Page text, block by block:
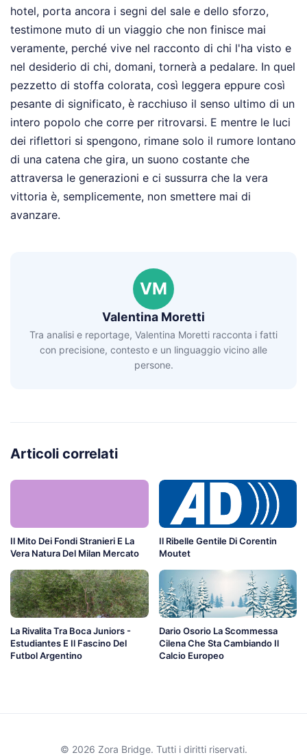
hotel, porta ancora i segni del sale e dello sforzo,
testimone muto di un viaggio che non finisce mai
veramente, perché vive nel racconto di chi l'ha visto e
nel desiderio di chi, domani, tornerà a pedalare. In quel
pezzetto di stoffa colorata, così leggera eppure così
pesante di significato, è racchiuso il senso ultimo di un
intero popolo che corre per ritrovarsi. E mentre le luci
dei riflettori si spengono, rimane solo il rumore lontano
di una catena che gira, un suono costante che
attraversa le generazioni e ci sussurra che la vera
vittoria è, semplicemente, non smettere mai di
avanzare.
VM
Valentina Moretti
Tra analisi e reportage, Valentina Moretti racconta i fatti
con precisione, contesto e un linguaggio vicino alle
persone.
Articoli correlati
Il Mito Dei Fondi Stranieri E La
Vera Natura Del Milan Mercato
Il Ribelle Gentile Di Corentin
Moutet
La Rivalita Tra Boca Juniors -
Estudiantes E Il Fascino Del
Futbol Argentino
Dario Osorio La Scommessa
Cilena Che Sta Cambiando Il
Calcio Europeo
© 2026 Zora Bridge. Tutti i diritti riservati.